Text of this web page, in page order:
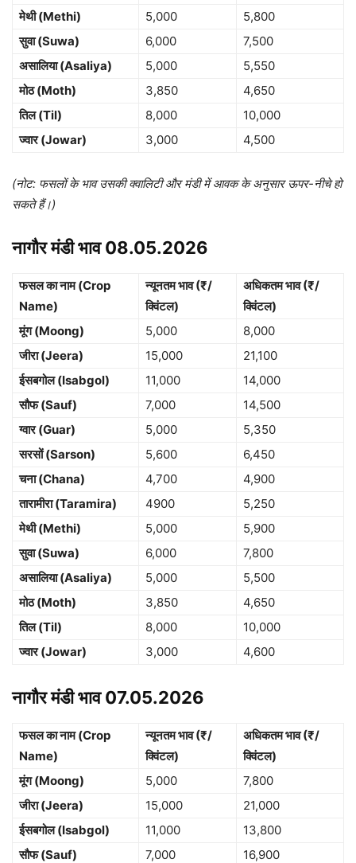
मेथी (Methi)
5,000
5,800
सुवा (Suwa)
6,000
7,500
असालिया (Asaliya)
5,000
5,550
मोठ (Moth)
3,850
4,650
तिल (Til)
8,000
10,000
ज्वार (Jowar)
3,000 4,500
(नोट: फसलों के भाव उसकी क्वालिटी और मंडी में आवक के अनुसार ऊपर-नीचे हो
सकते हैं।)
नागौर मंडी भाव 08.05.2026
फसल का नाम (Crop
Name)
न्यूनतम भाव (₹/
क्विंटल)
अधिकतम भाव (₹/
क्विंटल)
मूंग (Moong)
5,000
8,000
जीरा (Jeera)
15,000
21,100
ईसबगोल (Isabgol)
11,000
14,000
सौफ (Sauf)
7,000
14,500
ग्वार (Guar)
5,000
5,350
सरसों (Sarson)
5,600
6,450
चना (Chana)
4,700
4,900
तारामीरा (Taramira)
4900
5,250
मेथी (Methi)
5,000
5,900
सुवा (Suwa)
6,000
7,800
असालिया (Asaliya)
5,000
5,500
मोठ (Moth)
3,850
4,650
तिल (Til)
8,000
10,000
ज्वार (Jowar)
3,000 4,600
नागौर मंडी भाव 07.05.2026
फसल का नाम (Crop
Name)
न्यूनतम भाव (₹/
क्विंटल)
अधिकतम भाव (₹/
क्विंटल)
मूंग (Moong)
5,000
7,800
जीरा (Jeera)
15,000
21,000
ईसबगोल (Isabgol)
11,000
13,800
सौफ (Sauf)
7,000 16,900